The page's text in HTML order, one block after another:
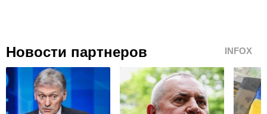
Новости партнеров INFOX